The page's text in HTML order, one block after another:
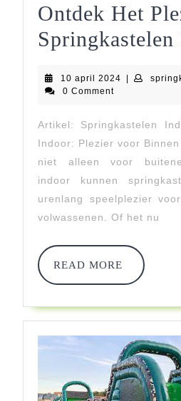
Ontdek Het
10 april 2024 10|
0 Comment
Artikel: Springkastelen
Indoor: Plezier voor
niet alleen voor
indoor kunnen
urenlang speelplezier
volwassenen. Of het nu
READ MORE
READ
MORE